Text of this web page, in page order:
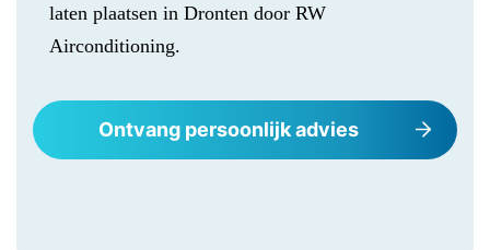
laten plaatsen in Dronten door RW
Airconditioning.
Ontvang persoonlijk advies